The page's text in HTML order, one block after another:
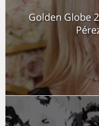
Golden Globe